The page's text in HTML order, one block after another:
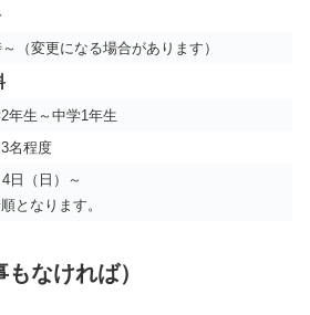
（変更になる場合があります）
年生～中学1年生
名程度
日（日）～
となります。
なければ）